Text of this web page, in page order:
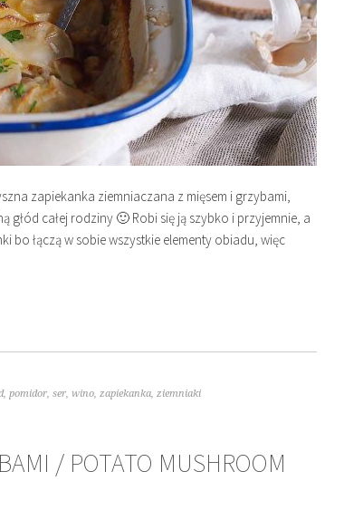
zapiekanka ziemniaczana z mięsem i grzybami,
całej rodziny 🙂 Robi się ją szybko i przyjemnie, a
bo łączą w sobie wszystkie elementy obiadu, więc
, pomidor, ser, wino, zapiekanka, ziemniaki
/ POTATO MUSHROOM